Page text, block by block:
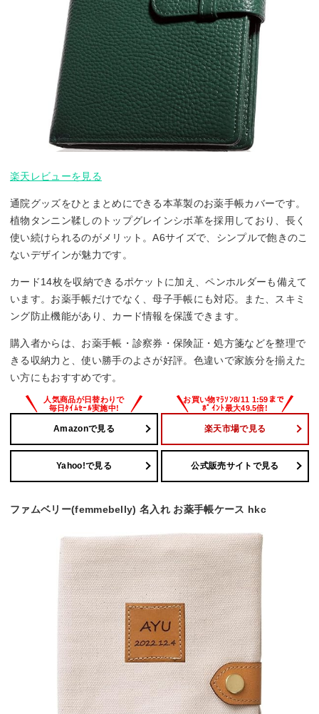
楽天レビューを見る
通院グッズをひとまとめにできる本革製のお薬手帳カバーです。
植物タンニン鞣しのトップグレインシボ革を採用しており、長く
使い続けられるのがメリット。A6サイズで、シンプルで飽きのこ
ないデザインが魅力です。
カード14枚を収納できるポケットに加え、ペンホルダーも備えて
います。お薬手帳だけでなく、母子手帳にも対応。また、スキミ
ング防止機能があり、カード情報を保護できます。
購入者からは、お薬手帳・診察券・保険証・処方箋などを整理で
きる収納力と、使い勝手のよさが好評。色違いで家族分を揃えた
い方にもおすすめです。
Amazonで見る 楽天市場で見る
Yahoo!で見る 公式販売サイトで見る
ファムベリー(femmebelly) 名入れ お薬手帳ケース hkc